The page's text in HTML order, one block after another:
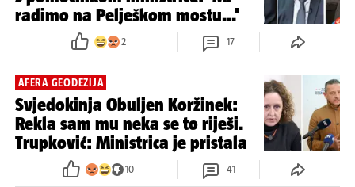
radimo na Pelješkom mostu...'
2 17
AFERA GEODEZIJA
Svjedokinja Obuljen Koržinek:
Rekla sam mu neka se to riješi.
Trupković: Ministrica je pristala
10 41